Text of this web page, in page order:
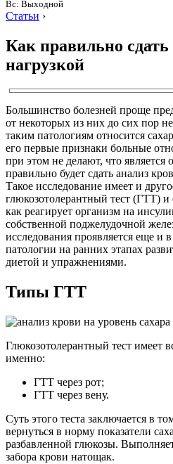
Вс: Выходной
Статьи ›
Как правильно сдать
нагрузкой
Большинство болезней проще
от некоторых из них до сих пор
таким патологиям относится
его первые признаки больные
при этом не делают, что
правильно будет сдать анализ
Такое исследование имеет и
глюкозотолерантный тест (ГТТ) и
как реагирует организм на
собственной поджелудочной
исследования проявляется еще и
патологии на ранних этапах
диетой и упражнениями.
Типы ГТТ
Глюкозотолерантный тест имеет
именно:
ГТТ через рот;
ГТТ через вену.
Суть этого теста заключается в
вернуться в норму показатели
разбавленной глюкозы.
забора крови натощак.